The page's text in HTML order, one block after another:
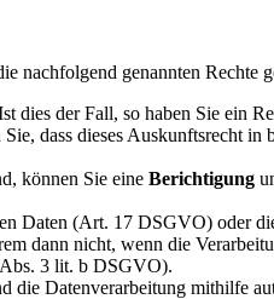
nachfolgend genannten
dies der Fall, so haben Sie ein
dass dieses Auskunftsrecht in
können Sie eine Berichtigung
Daten (Art. 17 DSGVO) oder
dann nicht, wenn die
3 lit. b DSGVO).
Datenverarbeitung mithilfe